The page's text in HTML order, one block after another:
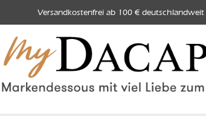
Versandkostenfrei ab 100 € deutschlandweit